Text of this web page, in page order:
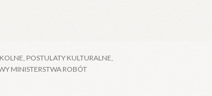
POSTULATY KULTURALNE,
MINISTERSTWA ROBÓT